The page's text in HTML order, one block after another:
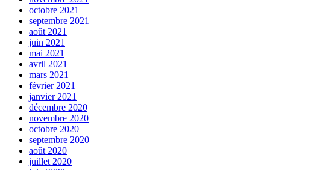
octobre 2021
septembre 2021
août 2021
juin 2021
mai 2021
avril 2021
mars 2021
février 2021
janvier 2021
décembre 2020
novembre 2020
octobre 2020
septembre 2020
août 2020
juillet 2020